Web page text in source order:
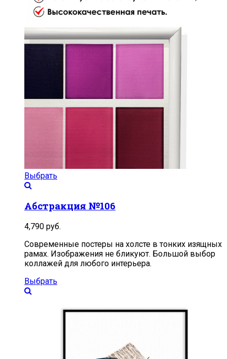
Выбрать
Абстракция №106
4,790 руб.
Современные постеры на холсте в тонких изящных
рамах. Изображения не бликуют. Большой выбор
коллажей для любого интерьера.
Выбрать